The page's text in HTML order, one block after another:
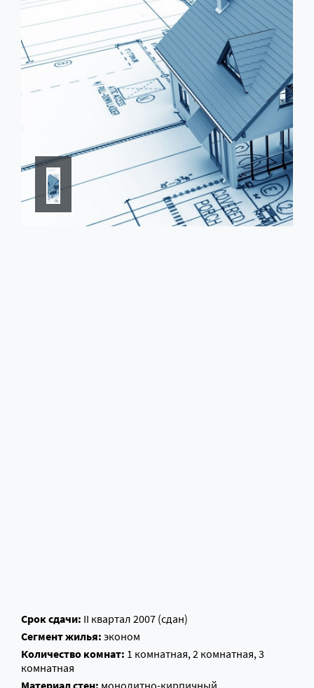
Срок сдачи: II квартал 2007 (сдан)
Сегмент жилья: эконом
Количество комнат: 1 комнатная, 2 комнатная, 3
комнатная
Материал стен: монолитно-кирпичный